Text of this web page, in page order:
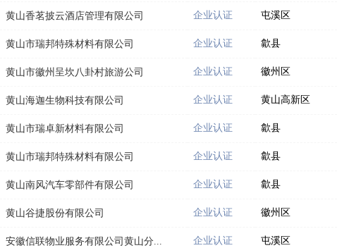
黄山香茗披云酒店管理有限公司 企业认证 屯溪区
黄山市瑞邦特殊材料有限公司 企业认证 歙县
黄山市徽州呈坎八卦村旅游公司 企业认证 徽州区
黄山海迦生物科技有限公司 企业认证 黄山高新区
黄山市瑞卓新材料有限公司 企业认证 歙县
黄山市瑞邦特殊材料有限公司 企业认证 歙县
黄山南风汽车零部件有限公司 企业认证 歙县
黄山谷捷股份有限公司 企业认证 徽州区
安徽信联物业服务有限公司黄山分... 企业认证 屯溪区